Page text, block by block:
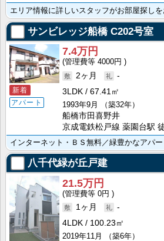
サンビレッジ船橋C202号室
新着
アパート
7.4万円
4000円
2ヶ月
-
3LDK
67.41㎡
1993年9月
（築32年）
船橋市田喜野井
京成電鉄松戸線 薬園台駅
八千代緑が丘戸建
21.5万円
0円
1ヶ月
-
4LDK
100.23㎡
2019年11月
（築6年）